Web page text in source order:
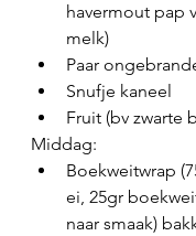
havermout pap
melk)
Paar
Snufje kaneel
Fruit (bv zwarte
Middag:
Boekweitwrap
ei, 25gr
naar smaak)